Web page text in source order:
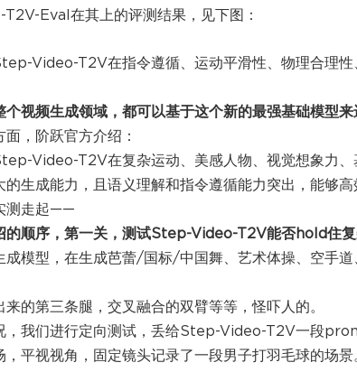
Eval在其上的评测结果，见下图：
Video-T2V在指令遵循、运动平滑性、物理合理
个视频生成领域，都可以基于这个新的最强基础模型来
面，阶跃官方介绍：
Video-T2V在复杂运动、美感人物、视觉想象力
的生成能力，且语义理解和指令遵循能力突出，能够高
测走起——
的顺序，第一关，测试Step-Video-T2V能否hold住复
成模型，在生成芭蕾/国标/中国舞、艺术体操、空手
来的第三条腿，交叉融合的双臂等等，怪吓人的。
，我们进行定向测试，丢给Step-Video-T2V一段
，平视视角，固定镜头记录了一段男子打羽毛球的场